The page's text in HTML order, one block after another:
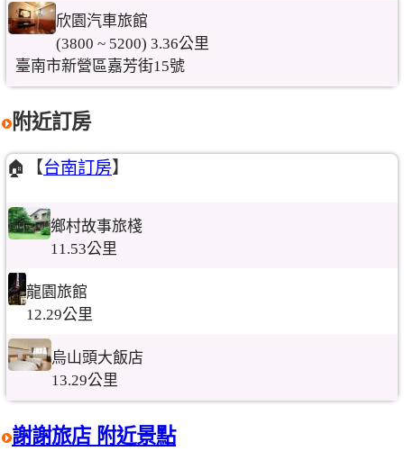
欣園汽車旅館
(3800 ~ 5200) 3.36公里
臺南市新營區嘉芳街15號
附近訂房
🏠【台南訂房】
鄉村故事旅棧
11.53公里
龍園旅館
12.29公里
烏山頭大飯店
13.29公里
謝謝旅店 附近景點